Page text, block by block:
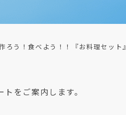
ろう！食べよう！！『お料理セット』
をご案内します。